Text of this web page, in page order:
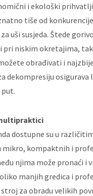
i ekološki
tiše od
uši susjeda. Štede
pri niskim okretajima,
obrađivati i
dekompresiju osigurava
dostupne su u
mikro, kompaktnih i
njima može pronaći i
manjih gredica i
za obradu velikih